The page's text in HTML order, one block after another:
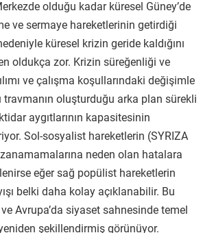
olduğu kadar küresel Güney’de
ve sermaye hareketlerinin getirdiği
küresel krizin geride kaldığını
oldukça zor. Krizin süreğenliği ve
ve çalışma koşullarındaki değişimle
travmanın oluşturduğu arka plan sürekli
aygıtlarının kapasitesinin
Sol-sosyalist hareketlerin (SYRIZA
neden olan hatalara
eğer sağ popülist hareketlerin
belki daha kolay açıklanabilir. Bu
ve Avrupa’da siyaset sahnesinde temel
şekillendirmiş görünüyor.